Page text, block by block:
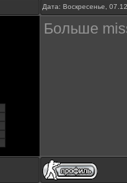
Дата: Воскресенье,
Больше